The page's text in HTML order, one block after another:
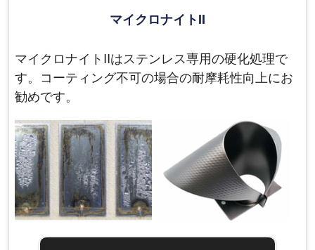
マイクロナイトII
マイクロナイトIIはステンレス専用の硬化処理で
す。コーティング不可の場合の耐摩耗性向上にお
勧めです。